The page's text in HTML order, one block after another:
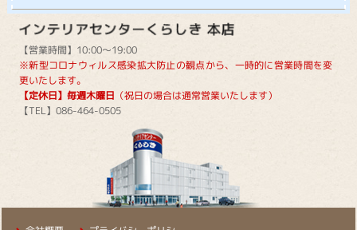
【営業時間】10:00～19:00
※新型コロナウィルス感染拡大防止の観点から、一時的に営業時間を変
更いたします。
【定休日】毎週木曜日 （祝日の場合は通常営業いたします）
【TEL】086-464-0505